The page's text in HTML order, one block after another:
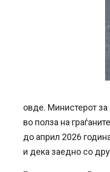
овде. Министерот
во полза на
до април 2026
и дека заедно со